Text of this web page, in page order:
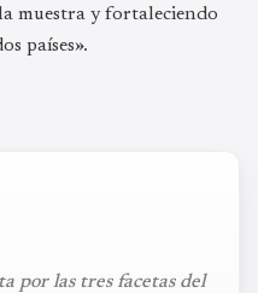
muestra y fortaleciendo
países».
por las tres facetas del